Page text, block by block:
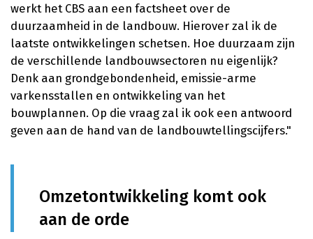
werkt het CBS aan een factsheet over de
duurzaamheid in de landbouw. Hierover zal ik de
laatste ontwikkelingen schetsen. Hoe duurzaam zijn
de verschillende landbouwsectoren nu eigenlijk?
Denk aan grondgebondenheid, emissie-arme
varkensstallen en ontwikkeling van het
bouwplannen. Op die vraag zal ik ook een antwoord
geven aan de hand van de landbouwtellingscijfers."
Omzetontwikkeling komt ook
aan de orde